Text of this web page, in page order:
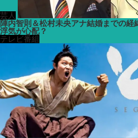
芸人
陣内智則＆松村未央アナ結婚までの経
浮気が心配？
テレビ番組